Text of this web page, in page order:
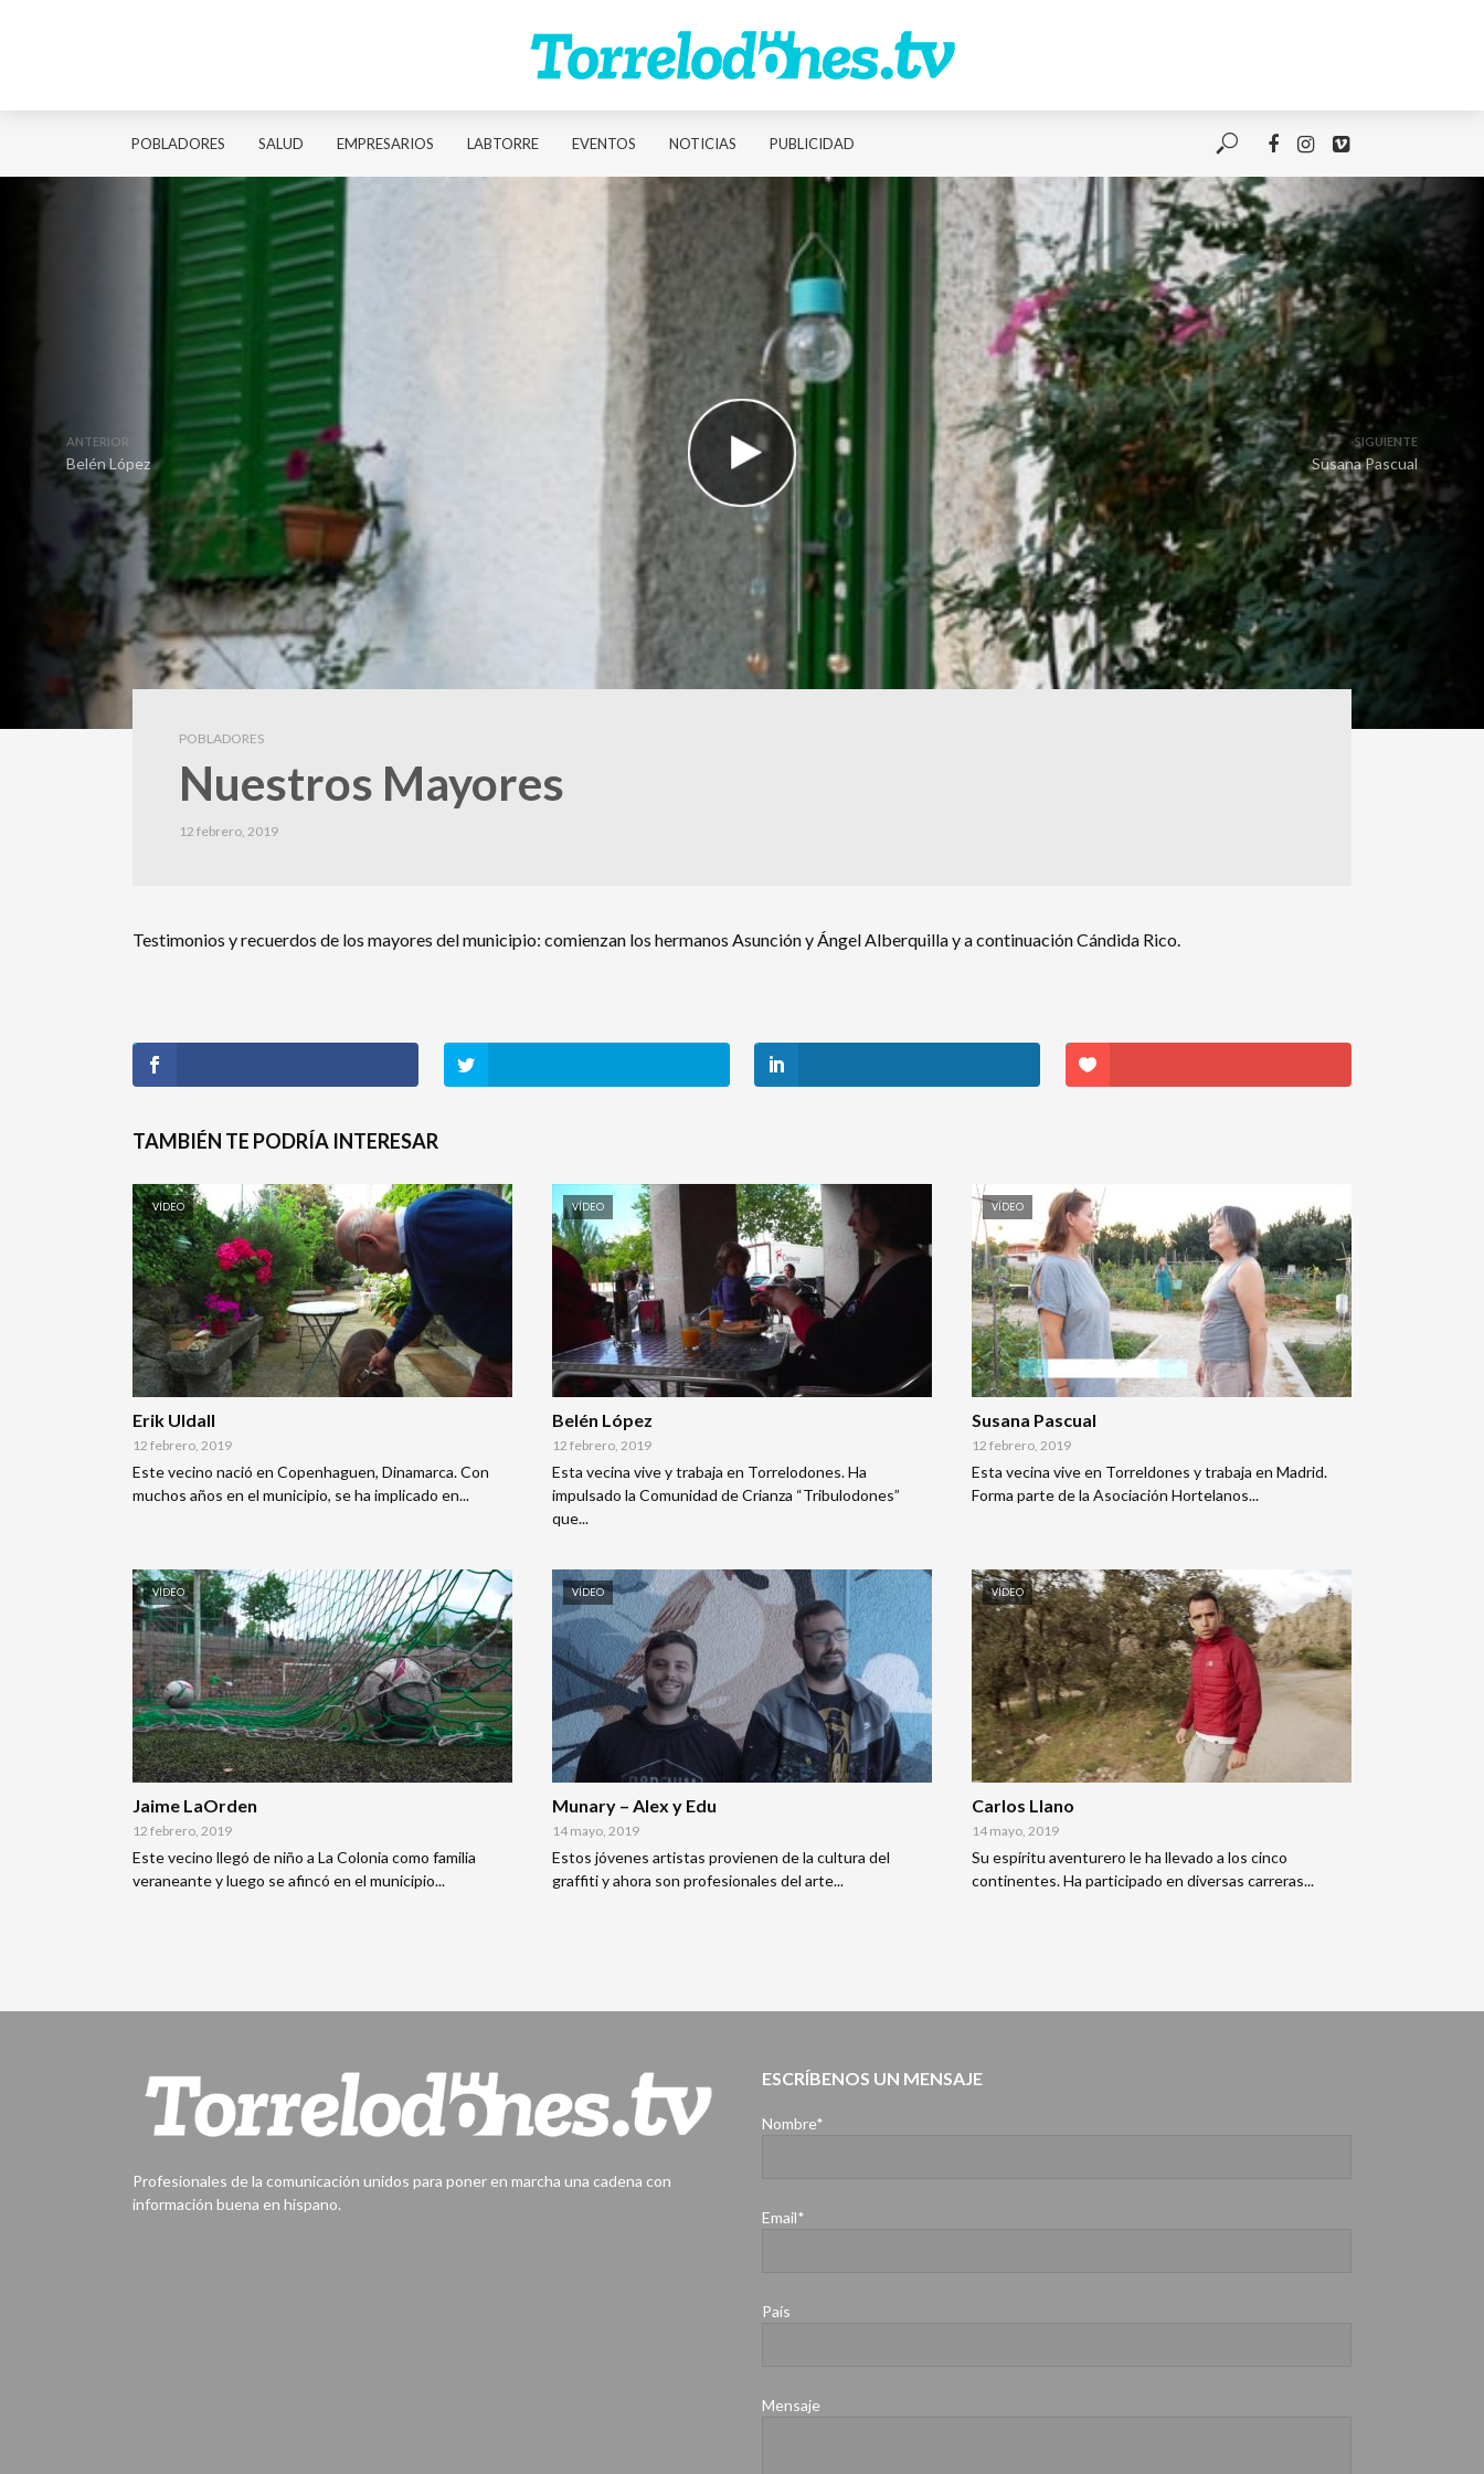
POBLADORES SALUD EMPRESARIOS LABTORRE EVENTOS NOTICIAS PUBLICIDAD
ANTERIOR
Belén López
SIGUIENTE
Susana Pascual
POBLADORES
Nuestros Mayores
12 febrero, 2019
Testimonios y recuerdos de los mayores del municipio: comienzan los hermanos Asunción y Ángel Alberquilla y a continuación Cándida Rico.
TAMBIÉN TE PODRÍA INTERESAR
VÍDEO
Erik Uldall
12 febrero, 2019
Este vecino nació en Copenhaguen, Dinamarca. Con
muchos años en el municipio, se ha implicado en...
VÍDEO
Belén López
12 febrero, 2019
Esta vecina vive y trabaja en Torrelodones. Ha
impulsado la Comunidad de Crianza “Tribulodones”
que...
VÍDEO
Susana Pascual
12 febrero, 2019
Esta vecina vive en Torreldones y trabaja en Madrid.
Forma parte de la Asociación Hortelanos...
VÍDEO
Jaime LaOrden
12 febrero, 2019
Este vecino llegó de niño a La Colonia como familia
veraneante y luego se afincó en el municipio...
VÍDEO
Munary – Alex y Edu
14 mayo, 2019
Estos jóvenes artistas provienen de la cultura del
graffiti y ahora son profesionales del arte...
VÍDEO
Carlos Llano
14 mayo, 2019
Su espíritu aventurero le ha llevado a los cinco
continentes. Ha participado en diversas carreras...
Profesionales de la comunicación unidos para poner en marcha una cadena con
información buena en hispano.
ESCRÍBENOS UN MENSAJE
Nombre*
Email*
País
Mensaje